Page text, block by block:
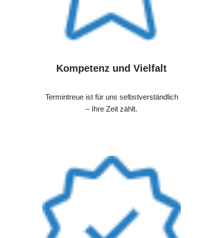
Kompetenz und Vielfalt
Termintreue ist für uns selbstverständlich
– Ihre Zeit zählt.